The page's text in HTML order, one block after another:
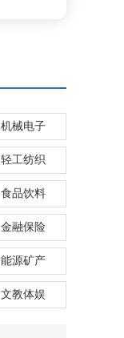
机械电子
轻工纺织
食品饮料
金融保险
能源矿产
文教体娱